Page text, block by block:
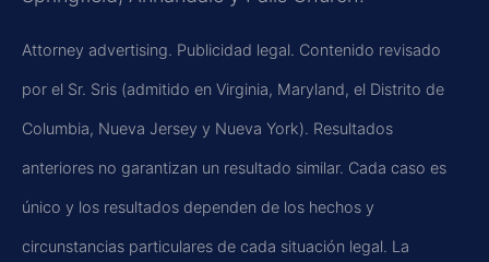
Attorney advertising. Publicidad legal. Contenido revisado
por el Sr. Sris (admitido en Virginia, Maryland, el Distrito de
Columbia, Nueva Jersey y Nueva York). Resultados
anteriores no garantizan un resultado similar. Cada caso es
único y los resultados dependen de los hechos y
circunstancias particulares de cada situación legal. La